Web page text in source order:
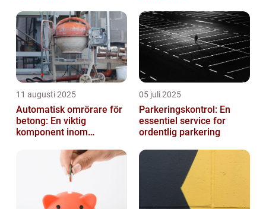
11 augusti 2025
Automatisk omrörare för
betong: En viktig
komponent inom
05 juli 2025
Parkeringskontrol: En
essentiel service for
ordentlig parkering